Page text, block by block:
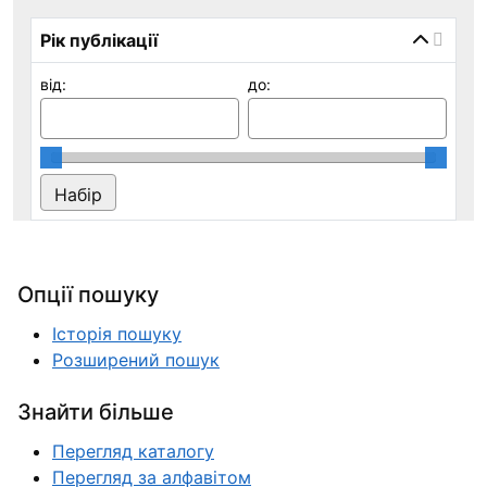
Рік публікації
від: до:
Опції пошуку
Історія пошуку
Розширений пошук
Знайти більше
Перегляд каталогу
Перегляд за алфавітом